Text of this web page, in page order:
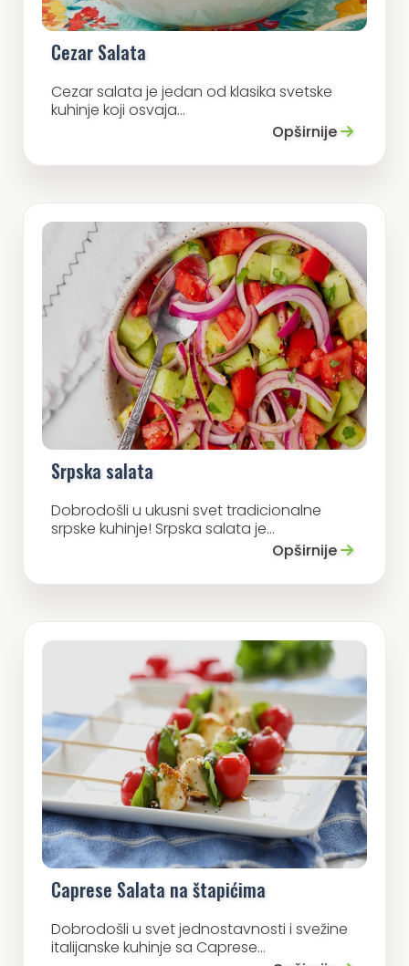
Cezar Salata
Cezar salata je jedan od klasika svetske
kuhinje koji osvaja...
Opširnije
Srpska salata
Dobrodošli u ukusni svet tradicionalne
srpske kuhinje! Srpska salata je...
Opširnije
Caprese Salata na štapićima
Dobrodošli u svet jednostavnosti i svežine
italijanske kuhinje sa Caprese...